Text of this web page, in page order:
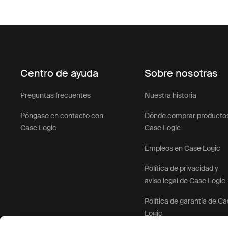
Centro de ayuda
Preguntas frecuentes
Póngase en contacto con
Case Logic
Sobre nosotras
Nuestra historia
Dónde comprar
Case Logic
Empleos en Case Logic
Política de privacidad y
aviso legal de Case Logic
Política de garantía de
Logic